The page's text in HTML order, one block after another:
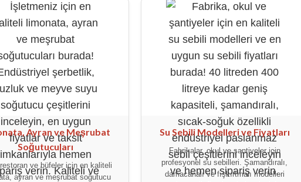
Ayran ve Meşrubat
Soğutucuları
ve büfeler için en kaliteli
ayran ve meşrubat soğutucu
Su Sebili Modelleri ve Fiyatları
Fabrikalar, okul ve şantiyeler için
profesyonel su sebilleri. Şamandıralı,
damacanalı ve fışkırtmalı modelleri